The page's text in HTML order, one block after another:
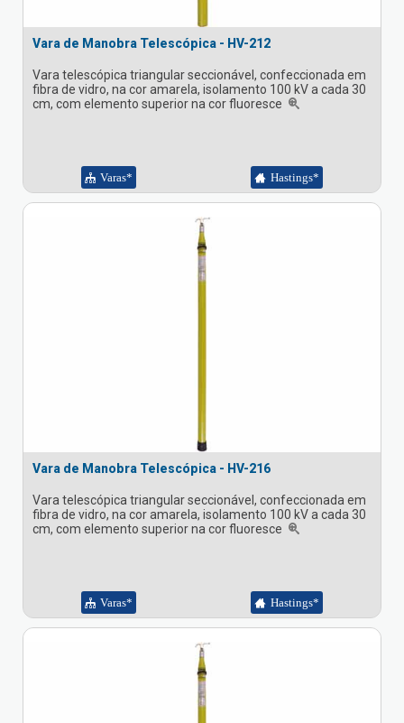
Vara de Manobra Telescópica - HV-212
Vara telescópica triangular seccionável, confeccionada em
fibra de vidro, na cor amarela, isolamento 100 kV a cada 30
cm, com elemento superior na cor fluoresce
Varas* Hastings*
Vara de Manobra Telescópica - HV-216
Vara telescópica triangular seccionável, confeccionada em
fibra de vidro, na cor amarela, isolamento 100 kV a cada 30
cm, com elemento superior na cor fluoresce
Varas* Hastings*